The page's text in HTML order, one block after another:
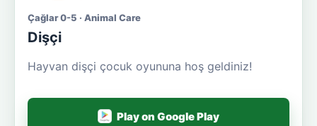
Çağlar 0-5 · Animal Care
Dişçi
Hayvan dişçi çocuk oyununa hoş geldiniz!
Play on Google Play